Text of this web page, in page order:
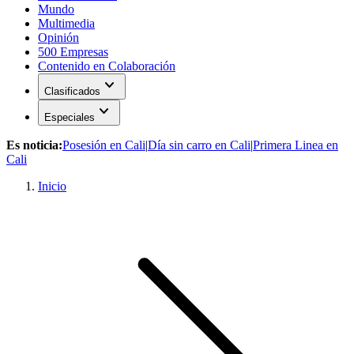
Mundo
Multimedia
Opinión
500 Empresas
Contenido en Colaboración
Clasificados expand_more
Especiales expand_more
Es noticia:Posesión en Cali|Día sin carro en Cali|Primera Linea en
Cali
Inicio